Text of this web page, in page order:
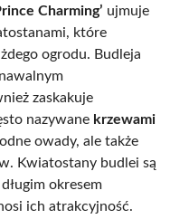
Charming’ ujmuje
które
ogrodu. Budleja
zaskakuje
nazywane krzewami
owady, ale także
Kwiatostany budlei są
okresem
ich atrakcyjność.